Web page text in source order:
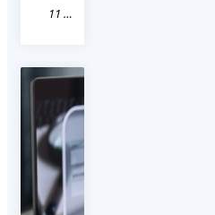
11 Республика Коми